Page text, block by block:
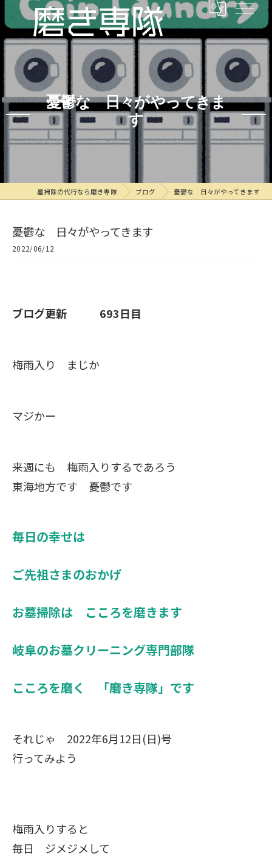
憂鬱な 日々がやってきま
す
墓掃除の代行なら磨き専隊 ブログ 憂鬱な 日々がやってきます
憂鬱な 日々がやってきます
2022/06/12
ブログ更新 693日目
梅雨入り まじか
マジかー
来週にも 梅雨入りするであろう
東海地方です 憂鬱です
毎日の幸せは
ご先祖さまのおかげ
お墓掃除は こころを磨きます
岐阜のお墓クリーニング専門部隊
こころを磨く 「磨き専隊」です
それじゃ 2022年6月12日(日)号
行ってみよう
梅雨入りすると
毎日 ジメジメして